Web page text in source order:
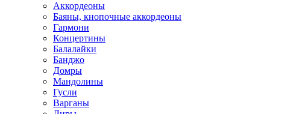
Аккордеоны
Баяны, кнопочные аккордеоны
Гармони
Концертины
Балалайки
Банджо
Домры
Мандолины
Гусли
Варганы